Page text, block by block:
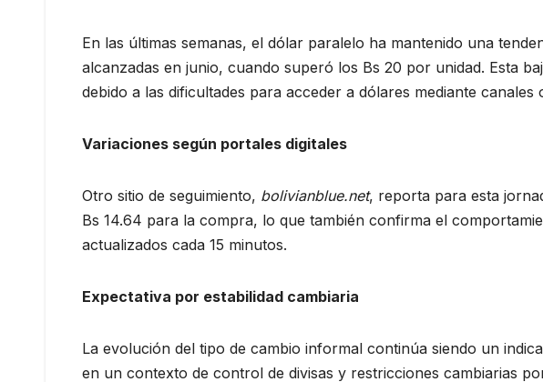
En las últimas semanas, el dólar paralelo ha mantenido una
alcanzadas en junio, cuando superó los Bs 20 por unidad. Esta
debido a las dificultades para acceder a dólares mediante canales
Variaciones según portales digitales
Otro sitio de seguimiento, bolivianblue.net, reporta para esta
Bs 14.64 para la compra, lo que también confirma el
actualizados cada 15 minutos.
Expectativa por estabilidad cambiaria
La evolución del tipo de cambio informal continúa siendo un
en un contexto de control de divisas y restricciones cambiarias